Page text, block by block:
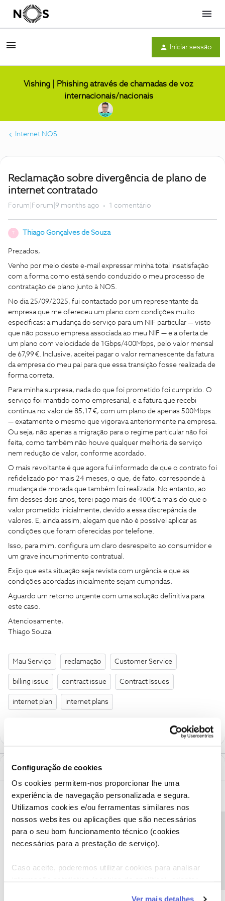
Configuração de cookies
Os cookies permitem-nos proporcionar lhe uma
experiência de navegação personalizada e segura.
Utilizamos cookies e/ou ferramentas similares nos
nossos websites ou aplicações que são necessários
para o seu bom funcionamento técnico (cookies
necessários para a prestação de serviço).
Caso aceite, poderemos utilizar cookies para analisar
Ver mais detalhes
Menu
Iniciar sessão
Vishing | Phishing através de chamadas de voz
internacionais/nacionais
Internet NOS
Reclamação sobre divergência de plano de
internet contratado
Forum|Forum|9 months ago 1 comentário
Thiago Gonçalves de Souza
Prezados,
Venho por meio deste e-mail expressar minha total insatisfação
com a forma como está sendo conduzido o meu processo de
contratação de plano junto à NOS.
No dia 25/09/2025, fui contactado por um representante da
empresa que me ofereceu um plano com condições muito
específicas: a mudança do serviço para um NIF particular — visto
que não possuo empresa associada ao meu NIF — e a oferta de
um plano com velocidade de 1Gbps/400Mbps, pelo valor mensal
de 67,99 €. Inclusive, aceitei pagar o valor remanescente da fatura
da empresa do meu pai para que essa transição fosse realizada de
forma correta.
Para minha surpresa, nada do que foi prometido foi cumprido. O
serviço foi mantido como empresarial, e a fatura que recebi
continua no valor de 85,17 €, com um plano de apenas 500Mbps
— exatamente o mesmo que vigorava anteriormente na empresa.
Ou seja, não apenas a migração para o regime particular não foi
feita, como também não houve qualquer melhoria de serviço
nem redução de valor, conforme acordado.
O mais revoltante é que agora fui informado de que o contrato foi
refidelizado por mais 24 meses, o que, de fato, corresponde à
mudança de morada que também foi realizada. No entanto, ao
fim desses dois anos, terei pago mais de 400 € a mais do que o
valor prometido inicialmente, devido a essa discrepância de
valores. E, ainda assim, alegam que não é possível aplicar as
condições que foram oferecidas por telefone.
Isso, para mim, configura um claro desrespeito ao consumidor e
um grave incumprimento contratual.
Exijo que esta situação seja revista com urgência e que as
condições acordadas inicialmente sejam cumpridas.
Aguardo um retorno urgente com uma solução definitiva para
este caso.
Atenciosamente,
Thiago Souza
Mau Serviço reclamação Customer Service
billing issue contract issue Contract Issues
internet plan internet plans
1 Comentário
Mário P. Forum|Forum|9 months ago
Boa tarde, ​@Thiago Gonçalves de Souza
Lamentamos o transtorno causado por esta situação e vamos
verificar a mesma.
contrato.